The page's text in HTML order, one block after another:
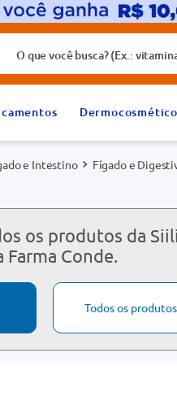
(Ex.: vitamina, fralda)
e Intestino Fígado e
os produtos da
Farma Conde.
Todos os
buscados
2º
6º